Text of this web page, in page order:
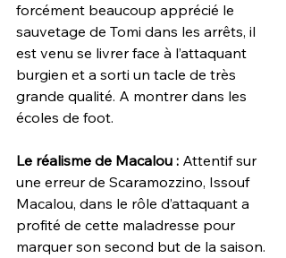
forcément beaucoup apprécié le
sauvetage de Tomi dans les arrêts, il
est venu se livrer face à l’attaquant
burgien et a sorti un tacle de très
grande qualité. A montrer dans les
écoles de foot.
Le réalisme de Macalou : Attentif sur
une erreur de Scaramozzino, Issouf
Macalou, dans le rôle d’attaquant a
profité de cette maladresse pour
marquer son second but de la saison.